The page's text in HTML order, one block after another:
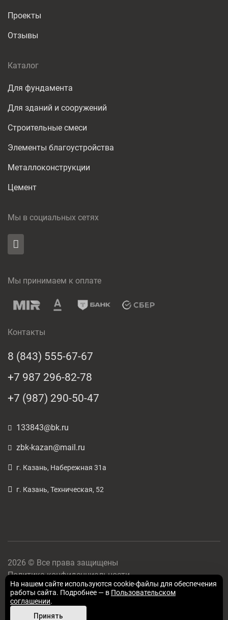
Проекты
Отзывы
Каталог
Для фундамента
Для зданий и сооружений
Строительные смеси
Элементы благоустройства
Металлоконструкции
Цемент
Мы в социальных сетях
Мы принимаем к оплате
Контакты
8 (843) 555-67-67
+7 987 296-82-78
+7 (987) 290-50-47
133843@bk.ru
zbk-kazan@mail.ru
г. Казань, Набережная 31а
г. Казань, Техническая, 52
2026 © Все права защищены
Политика конфиденциальности
Карта сайта
Создано вПросто Промо
На нашем сайте используются cookie-файлы для обеспечения
работы сайта. Подробнее — в Пользовательском
соглашении.
Принять